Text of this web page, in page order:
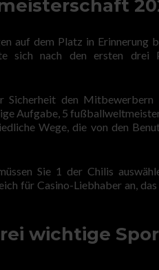
auf dem Platz in Erinnerung
sich nach den ersten drei
den Mitbewerbern
Aufgabe, 5
Wege, die von den
Sie 1 der Chilis
für Casino-Liebhaber an,
wichtige